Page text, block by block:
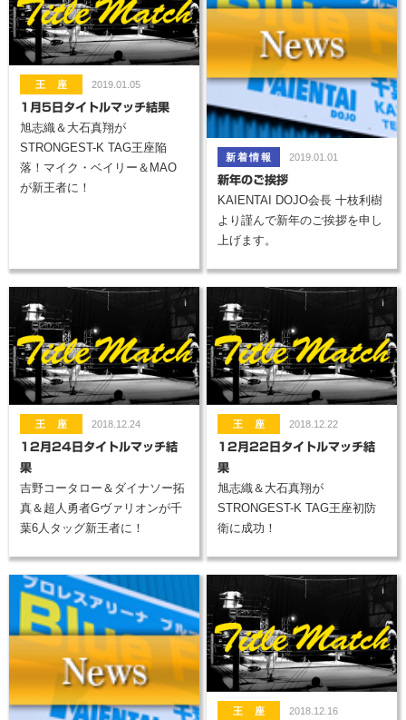
2019.01.05
1月5日タイトルマッチ結果
旭志織＆大石真翔が
STRONGEST-K TAG王座陥
落！マイク・ベイリー＆MAO
が新王者に！
2019.01.01
新年のご挨拶
KAIENTAI DOJO会長 十枝利樹
より謹んで新年のご挨拶を申し
上げます。
2018.12.24
12月24日タイトルマッチ結
果
吉野コータロー＆ダイナソー拓
真＆超人勇者Gヴァリオンが千
葉6人タッグ新王者に！
2018.12.22
12月22日タイトルマッチ結
果
旭志織＆大石真翔が
STRONGEST-K TAG王座初防
衛に成功！
2018.12.16